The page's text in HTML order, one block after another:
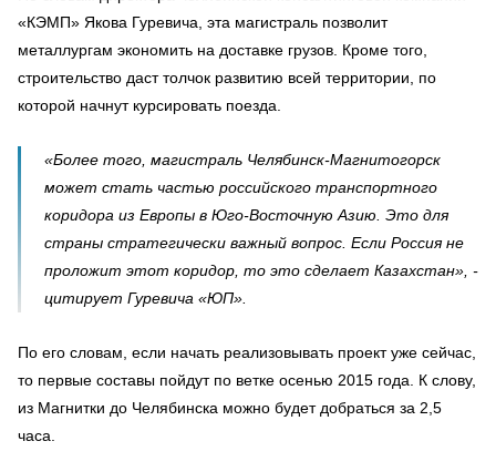
«КЭМП» Якова Гуревича, эта магистраль позволит
металлургам экономить на доставке грузов. Кроме того,
строительство даст толчок развитию всей территории, по
которой начнут курсировать поезда.
«Более того, магистраль Челябинск-Магнитогорск
может стать частью российского транспортного
коридора из Европы в Юго-Восточную Азию. Это для
страны стратегически важный вопрос. Если Россия не
проложит этот коридор, то это сделает Казахстан», -
цитирует Гуревича «ЮП».
По его словам, если начать реализовывать проект уже сейчас,
то первые составы пойдут по ветке осенью 2015 года. К слову,
из Магнитки до Челябинска можно будет добраться за 2,5
часа.